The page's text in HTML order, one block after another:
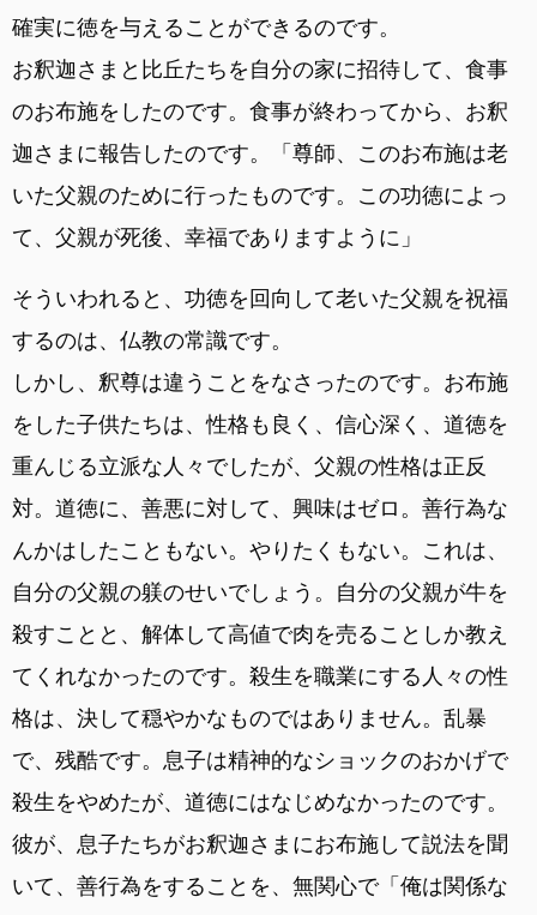
確実に徳を与えることができるのです。
お釈迦さまと比丘たちを自分の家に招待して、食事
のお布施をしたのです。食事が終わってから、お釈
迦さまに報告したのです。「尊師、このお布施は老
いた父親のために行ったものです。この功徳によっ
て、父親が死後、幸福でありますように」
そういわれると、功徳を回向して老いた父親を祝福
するのは、仏教の常識です。
しかし、釈尊は違うことをなさったのです。お布施
をした子供たちは、性格も良く、信心深く、道徳を
重んじる立派な人々でしたが、父親の性格は正反
対。道徳に、善悪に対して、興味はゼロ。善行為な
んかはしたこともない。やりたくもない。これは、
自分の父親の躾のせいでしょう。自分の父親が牛を
殺すことと、解体して高値で肉を売ることしか教え
てくれなかったのです。殺生を職業にする人々の性
格は、決して穏やかなものではありません。乱暴
で、残酷です。息子は精神的なショックのおかげで
殺生をやめたが、道徳にはなじめなかったのです。
彼が、息子たちがお釈迦さまにお布施して説法を聞
いて、善行為をすることを、無関心で「俺は関係な